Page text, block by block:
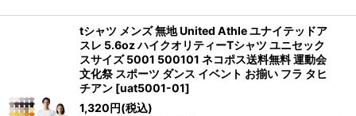
tシャツ メンズ 無地 United Athle ユナイテッドア
スレ 5.6oz ハイクオリティーTシャツ ユニセック
スサイズ 5001 500101 ネコポス送料無料 運動会
文化祭 スポーツ ダンス イベント お揃い フラ タヒ
チアン [uat5001-01]
1,320円(税込)